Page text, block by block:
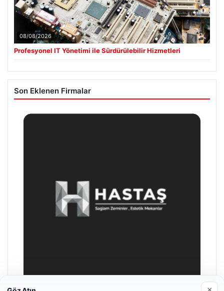
08/08/2026
Profesyonel IT Yönetimi ile Sürdürülebilir Hizmetleri
Son Eklenen Firmalar